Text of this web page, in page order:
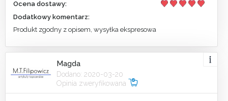
Ocena dostawy:
Dodatkowy komentarz:
Produkt zgodny z opisem, wysyłka ekspresowa
Magda
Dodano: 2020-03-20
Opinia zweryfikowana